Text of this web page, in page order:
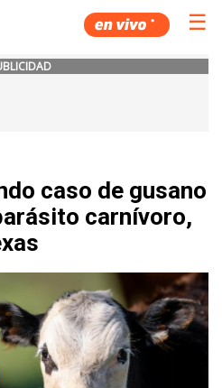
☰
caso de gusano
carnívoro,